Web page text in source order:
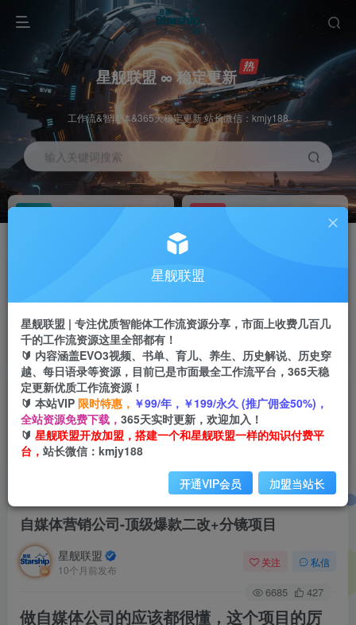
星舰联盟 ∞ 稳定更新
工作流&智能体&365天稳定更新 站长微信：kmjy188
输入关键词搜索
加入会员 工作流主页
每周免费工作流体验
站长招募
推荐
项目周期预估10年
自媒体营销公司-顶级爆款二改+分镜项目
星舰联盟
10个月前发布
关注 私信
6685 427
做自媒体公司的应该都很懂，这个项目的厉
星舰联盟
星舰联盟 | 专注优质智能体工作流资源分享，市面上收费几百几
千的工作流资源这里全部都有！
🔰 内容涵盖EVO3视频、书单、育儿、养生、历史解说、历史穿
越、每日语录等资源，目前已是市面最全工作流平台，365天稳
定更新优质工作流资源！
🔰 本站VIP 限时特惠， ￥99/年，￥199/永久 (推广佣金50%)，
全站资源免费下载， 365天实时更新，欢迎加入！
🔰 星舰联盟开放加盟，搭建一个和星舰联盟一样的知识付费平
台， 站长微信：kmjy188
开通VIP会员 加盟当站长